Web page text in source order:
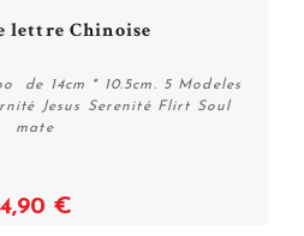
Acheter
lettre Chinoise
de 14cm * 10.5cm. 5 Modeles
Jesus Serenité Flirt Soul
mate
4,90 €